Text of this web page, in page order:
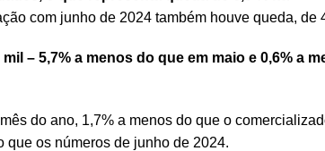
com junho de 2024 também houve queda, de
– 5,7% a menos do que em maio e 0,6% a
do ano, 1,7% a menos do que o
que os números de junho de 2024.